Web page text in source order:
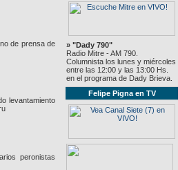
» "Dady 790"
Radio Mitre - AM 790.
Columnista los lunes y miércoles
entre las 12:00 y las 13:00 Hs.
en el programa de Dady Brieva.
Felipe Pigna en TV
de prensa de
levantamiento
peronistas